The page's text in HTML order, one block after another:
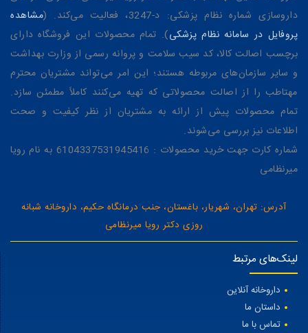
داروسازی شماره نظام پزشکی: د-3247، فعالیت می‌کند. (
مشاهده
پروفایل در سامانه نظام پزشکی). تمام محصولات این فروشگاه دارای
برچسب اصالت کالا، کد سیب سلامت و پروانه رسمی از وزارت بهداشت
و سایر سازمان‌های مربوطه هستند؛ این امر می‌تواند مشتریان محترم
مهتاطب را از اصالت محصولاتی که تهیه می‌کنند کاملاً مطمئن سازد.
تمام محصولات پیش از ارائه به مشتریان از نظر کیفیت و صحت
اطلاعات نیز بررسی می‌شوند.
شماره کارت جهت خرید محصولات : 6104337531945416 به نام رویا
میرنظامی
آدرس: تهران، شهریار، باغستان، جنب درمانگاه حکیم، داروخانه شبانه
روزی دکتر رویا میرنظامی
لینک‌های مرتبط
داروخانه آنلاین
داستان ما
تماس با ما